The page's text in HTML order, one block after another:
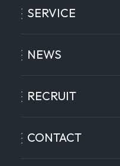
SERVICE
NEWS
RECRUIT
CONTACT